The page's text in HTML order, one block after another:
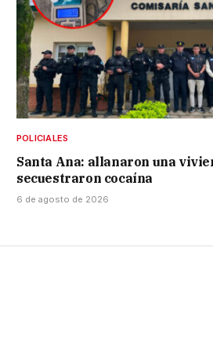
POLICIALES
Santa Ana: allanaron una
secuestraron cocaína
6 de agosto de 2026